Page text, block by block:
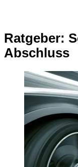
Ratgeber:
Abschluss